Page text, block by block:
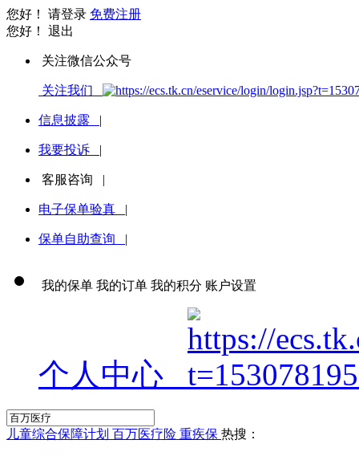
您好！ 请登录 免费注册
您好！ 退出
关注微信公众号
关注我们
信息披露 |
我要投诉 |
客服咨询 |
电子保单验真 |
保单自助查询 |
我的保单 我的订单 我的积分 账户设置
个人中心
儿童综合保障计划 百万医疗险 重疾保 热搜：